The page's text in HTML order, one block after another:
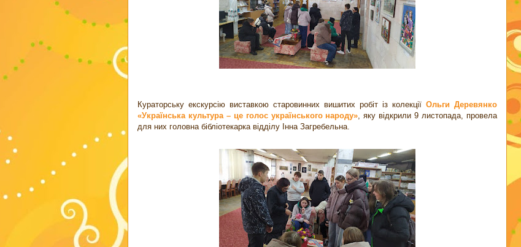
Кураторську екскурсію виставкою старовинних вишитих робіт із колекції Ольги Деревянко
«Українська культура – це голос українського народу» , яку відкрили 9 листопада, провела
для них головна бібліотекарка відділу Інна Загребельна.